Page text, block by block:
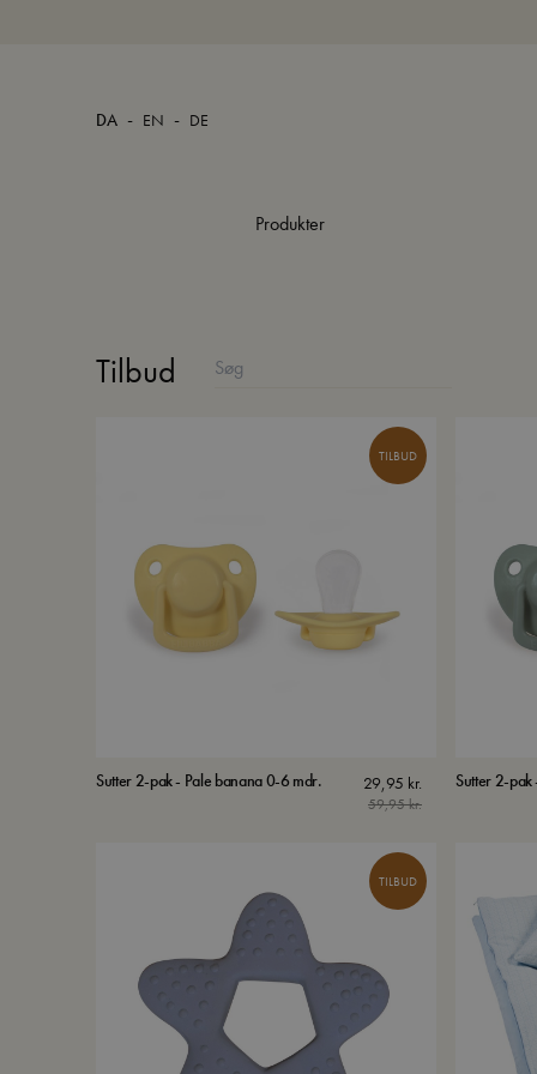
DA - EN - DE
Produkter
Tilbud
TILBUD
Sutter 2-pak - Pale banana 0-6 mdr.
59,95kr.
29,95 kr. Sutter 2-
TILBUD